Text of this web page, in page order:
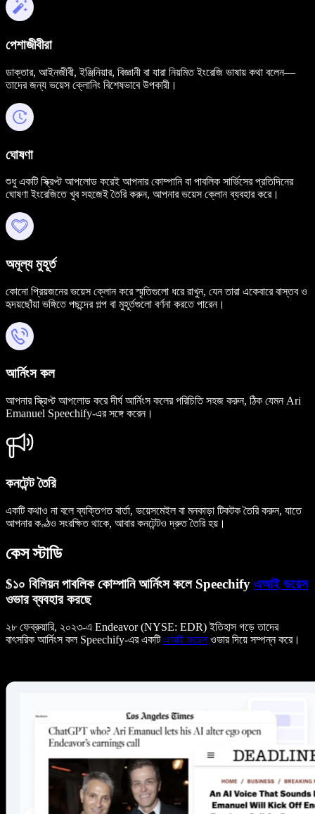
পেশাজীবীরা
ডাক্তার, আইনজীবী, ইঞ্জিনিয়ার, বিজ্ঞানী বা যারা নিয়মিত ইংরেজি ভাষায় কথা বলেন—
তাদের জন্য ভয়েস ক্লোনিং বিশেষভাবে উপকারী।
ঘোষণা
শুধু একটি স্ক্রিপ্ট আপলোড করেই আপনার কোম্পানি বা পাবলিক সার্ভিসের প্রতিদিনের
ঘোষণা ইংরেজিতে খুব সহজেই তৈরি করুন, আপনার ভয়েস ক্লোন ব্যবহার করে।
অমূল্য মুহূর্ত
কোনো প্রিয়জনের ভয়েস ক্লোন করে স্মৃতিগুলো ধরে রাখুন, যেন তারা একেবারে বাস্তব ও
হৃদয়ছোঁয়া ভঙ্গিতে পছন্দের গল্প বা মুহূর্তগুলো বর্ণনা করতে পারেন।
আর্নিংস কল
আপনার স্ক্রিপ্ট আপলোড করে দীর্ঘ আর্নিংস কলের পরিচিতি সহজ করুন, ঠিক যেমন Ari
Emanuel Speechify-এর সঙ্গে করেন।
কনটেন্ট তৈরি
একটি কথাও না বলে ব্যক্তিগত বার্তা, ভয়েসমেইল বা মনকাড়া টিকটক তৈরি করুন, যাতে
আপনার কণ্ঠও সংরক্ষিত থাকে, আবার কনটেন্টও দ্রুত তৈরি হয়।
কেস স্টাডি
$১০ বিলিয়ন পাবলিক কোম্পানি আর্নিংস কলে Speechify এআই ভয়েস
ওভার ব্যবহার করছে
২৮ ফেব্রুয়ারি, ২০২৩-এ Endeavor (NYSE: EDR) ইতিহাস গড়ে তাদের
বাৎসরিক আর্নিংস কল Speechify-এর একটিএআই ভয়েসওভার দিয়ে সম্পন্ন করে।